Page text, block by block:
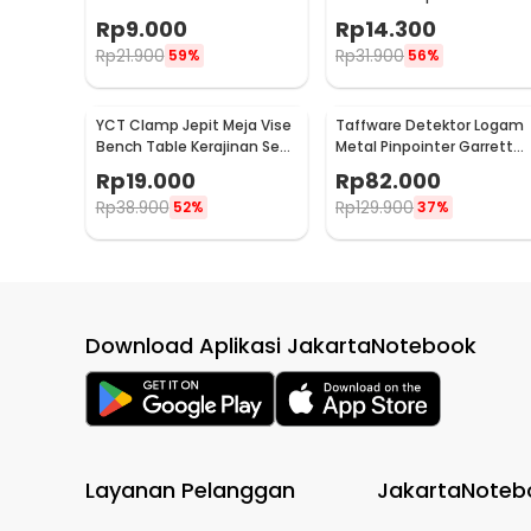
Rp9.000
Rp21.900 59%
Gun 250ml - Q001
Rp14.300
Rp31.900 56%
YCT Clamp Jepit Meja Vise
Bench Table Kerajinan Seni
Rp19.000
Rp38.900 52%
Taffware Detektor Logam
Metal Pinpointer Garrett
Waterproof - 1166000
Rp82.000
Rp129.90037%
Download Aplikasi JakartaNotebook
Layanan Pelanggan